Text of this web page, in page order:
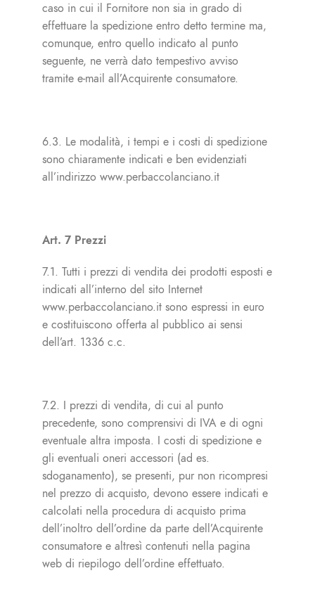
caso in cui il Fornitore non sia in grado di
effettuare la spedizione entro detto termine ma,
comunque, entro quello indicato al punto
seguente, ne verrà dato tempestivo avviso
tramite e-mail all’Acquirente consumatore.
6.3. Le modalità, i tempi e i costi di spedizione
sono chiaramente indicati e ben evidenziati
all’indirizzo www.perbaccolanciano.it
Art. 7 Prezzi
7.1. Tutti i prezzi di vendita dei prodotti esposti e
indicati all’interno del sito Internet
www.perbaccolanciano.it sono espressi in euro
e costituiscono offerta al pubblico ai sensi
dell’art. 1336 c.c.
7.2. I prezzi di vendita, di cui al punto
precedente, sono comprensivi di IVA e di ogni
eventuale altra imposta. I costi di spedizione e
gli eventuali oneri accessori (ad es.
sdoganamento), se presenti, pur non ricompresi
nel prezzo di acquisto, devono essere indicati e
calcolati nella procedura di acquisto prima
dell’inoltro dell’ordine da parte dell’Acquirente
consumatore e altresì contenuti nella pagina
web di riepilogo dell’ordine effettuato.